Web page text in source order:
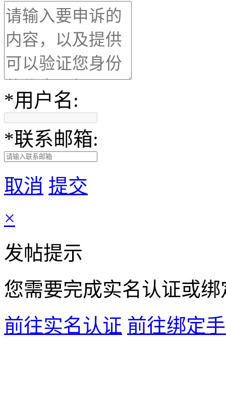
*用户名:
*联系邮箱:
取消 提交
×
发帖提示
您需要完成实名认证或绑
前往实名认证 前往绑定